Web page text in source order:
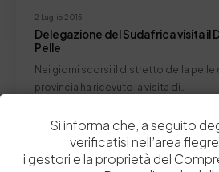
2 Luglio 2015
Delegazione del Sudafrica visita il
Pelle
Nei giorni scorsi il distretto della pelle
provincia ha ricevuto la visita di…
Si informa che, a seguito
verificatisi nell’area
i gestori e la proprietà del